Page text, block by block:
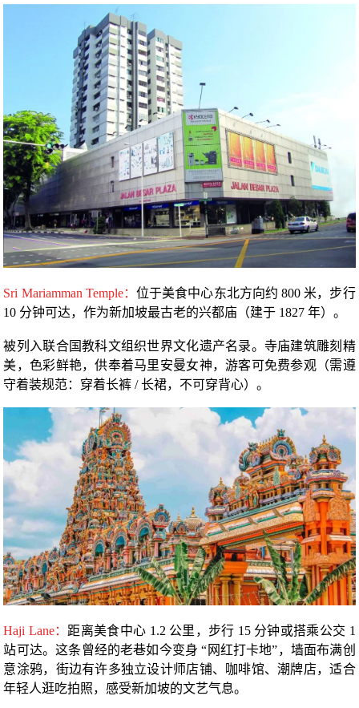
Sri Mariamman Temple： 位于美食中心东北方向约 800 米，步行
10 分钟可达，作为新加坡最古老的兴都庙（建于 1827 年）。
被列入联合国教科文组织世界文化遗产名录。寺庙建筑雕刻精
美，色彩鲜艳，供奉着马里安曼女神，游客可免费参观（需遵
守着装规范：穿着长裤 / 长裙，不可穿背心）。
Haji Lane： 距离美食中心 1.2 公里，步行 15 分钟或搭乘公交 1
站可达。这条曾经的老巷如今变身 “网红打卡地”，墙面布满创
意涂鸦，街边有许多独立设计师店铺、咖啡馆、潮牌店，适合
年轻人逛吃拍照，感受新加坡的文艺气息。